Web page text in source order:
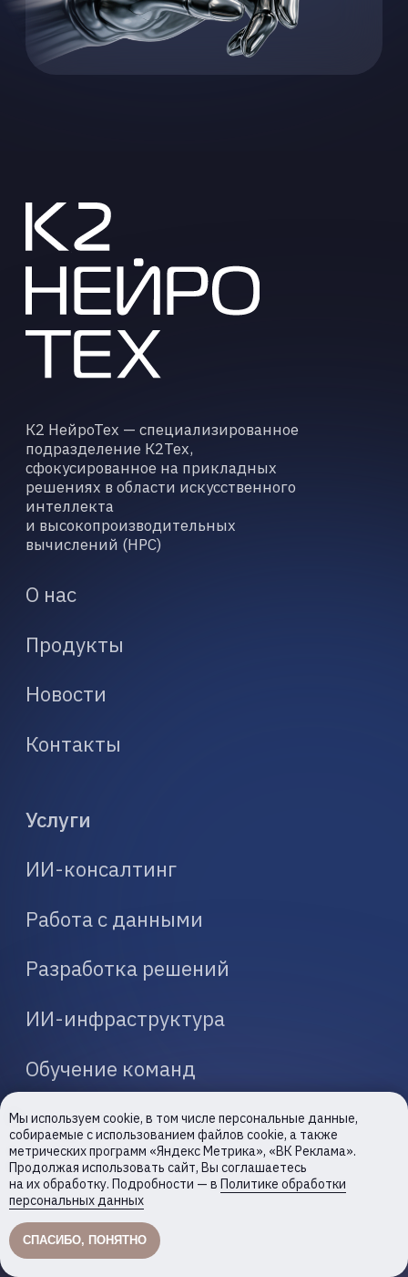
Мы используем cookie, в том числе персональные данные,
собираемые с использованием файлов cookie, а также
метрических программ «Яндекс Метрика», «ВК Реклама».
Продолжая использовать сайт, Вы соглашаетесь
на их обработку. Подробности — в Политике обработки
персональных данных
СПАСИБО, ПОНЯТНО